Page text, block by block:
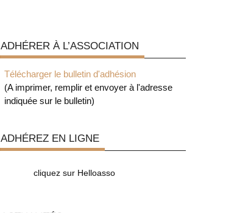
ADHÉRER À L’ASSOCIATION
Télécharger le bulletin d'adhésion
(A imprimer, remplir et envoyer à l'adresse
indiquée sur le bulletin)
ADHÉREZ EN LIGNE
cliquez sur Helloasso